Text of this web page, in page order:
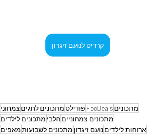
קרדיט לנועם זיגדון
מתכונים FooDeals פודילסמתכונים לחגים צמחוני
מתכונים צמחונייםחלבי מתכונים לילדים
ארוחות לילדיםנועם זיגדון מתכונים לשבועותמאפים